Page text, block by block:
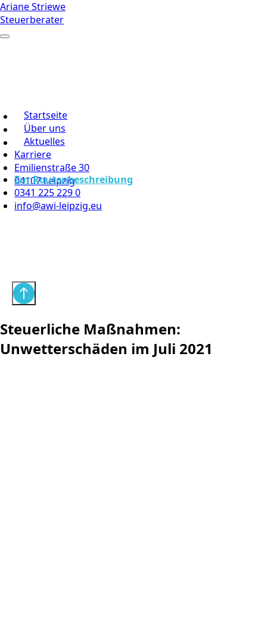
Ariane Striewe
Steuerberater
Startseite
Über uns
Aktuelles
Karriere
Emilienstraße 30
04107 Leipzig
Zur Routenbeschreibung
0341 225 229 0
info@awi-leipzig.eu
Steuerliche Maßnahmen:
Unwetterschäden im Juli 2021